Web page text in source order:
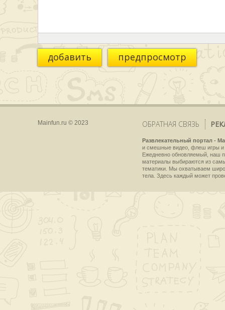
добавить предпросмотр
Mainfun.ru © 2023 ОБРАТНАЯ СВЯЗЬ
Развлекательный портал -
и смешные видео, флеш игры и
Ежедневно обновляемый, наш
материалы выбираются из
тематики. Мы охватываем
тела. Здесь каждый может